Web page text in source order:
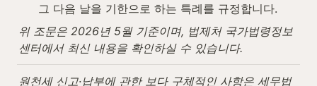
그 다음 날을 기한으로 하는 특례를 규정합니다.
위 조문은 2026년 5월 기준이며, 법제처 국가법령정보
센터에서 최신 내용을 확인하실 수 있습니다.
원천세 신고·납부에 관한 보다 구체적인 사항은 세무법